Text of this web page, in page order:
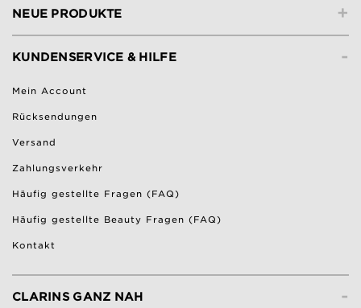
+
NEUE PRODUKTE
-
KUNDENSERVICE & HILFE
Mein Account
Rücksendungen
Versand
Zahlungsverkehr
Häufig gestellte Fragen (FAQ)
Häufig gestellte Beauty Fragen (FAQ)
Kontakt
-
CLARINS GANZ NAH